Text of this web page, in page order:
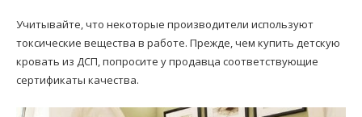
Учитывайте, что некоторые производители используют
токсические вещества в работе. Прежде, чем купить детскую
кровать из ДСП, попросите у продавца соответствующие
сертификаты качества.